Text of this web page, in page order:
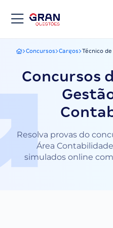
Gran Questões
Concursos Cargos Técnico
Concursos
Resolva provas do
Área
simulados online